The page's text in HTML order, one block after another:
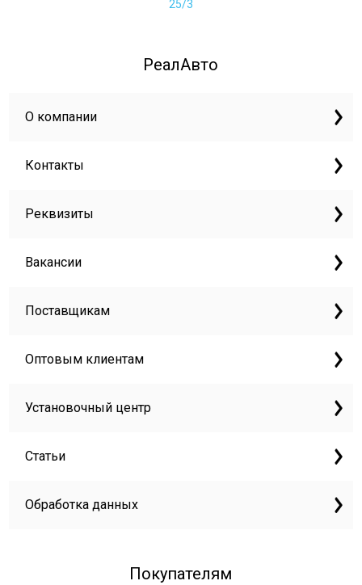
25/3
РеалАвто
О компании
Контакты
Реквизиты
Вакансии
Поставщикам
Оптовым клиентам
Установочный центр
Статьи
Обработка данных
Покупателям